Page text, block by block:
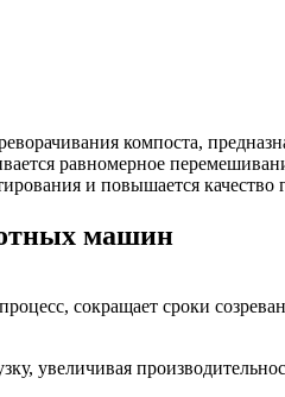
компоста,
равномерное
и повышается качество
машин
сокращает сроки
увеличивая